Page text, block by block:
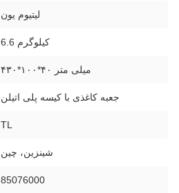
لیتیوم یون
6.6 کیلوگرم
۴۳۰*۱۰۰*۴۰ میلی متر
جعبه کاغذی با کیسه پلی اتیلن
TL
شينزين، چين
85076000